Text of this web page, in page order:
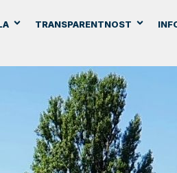
TRANSPARENTNOST